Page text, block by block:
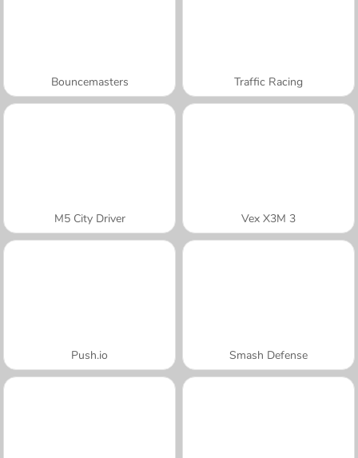
Bouncemasters Traffic Racing
M5 City Driver Vex X3M 3
Push.io Smash Defense